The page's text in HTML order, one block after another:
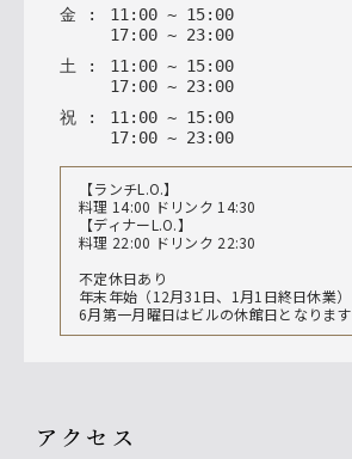
金 : 11 : 00 ~ 15: 00
17: 00 ~ 23: 00
土 : 11 : 00 ~ 15: 00
17: 00 ~ 23: 00
祝 : 11 : 00 ~ 15: 00
17: 00 ~ 23: 00
【ランチL.O.】
料理 14:00 ドリンク 14:30
【ディナーL.O.】
料理 22:00 ドリンク 22:30
不定休日あり
年末年始（12月31日、1月1日終日休業）
6月第一月曜日はビルの休館日となります
アクセス